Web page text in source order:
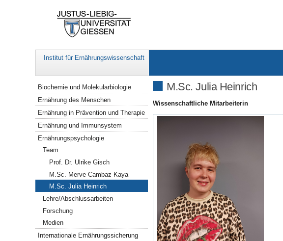
Institut für Ernährungswissenschaft
M.Sc. Julia Heinrich
Wissenschaftliche Mitarbeiterin
Navigation
Biochemie und Molekularbiologie
Ernährung des Menschen
Ernährung in Prävention und Therapie
Ernährung und Immunsystem
Ernährungspsychologie
Team
Prof. Dr. Ulrike Gisch
M.Sc. Merve Cambaz Kaya
M.Sc. Julia Heinrich
Lehre/Abschlussarbeiten
Forschung
Medien
Internationale Ernährungssicherung